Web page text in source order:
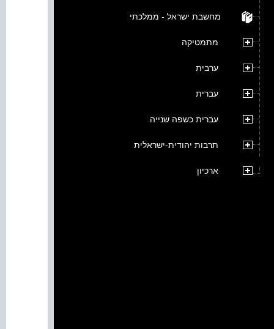
מחשבת ישראל - ממלכתי
מתמטיקה
ערבית
עברית
עברית כשפה שנייה
תרבות יהודית-ישראלית
ארכיון